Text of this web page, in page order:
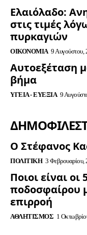
Ελαιόλαδο:
στις τιμές
πυρκαγιών
ΟΙΚΟΝΟΜΊΑ 9 Αυγούστου,
Αυτοεξέταση
βήμα
ΥΓΕΊΑ - ΕΥΕΞΊΑ 9
Ο Στέφανος
ΠΟΛΙΤΙΚΉ 3 Φεβρουαρίου,
Ποιοι είναι
ποδοσφαίρου
επιρροή
ΑΘΛΗΤΙΣΜΌΣ 1